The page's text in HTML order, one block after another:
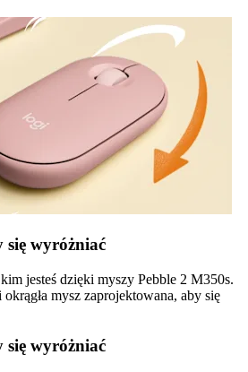
się wyróżniać
jesteś dzięki myszy Pebble 2 M350s.
mysz zaprojektowana, aby się
wyróżniać